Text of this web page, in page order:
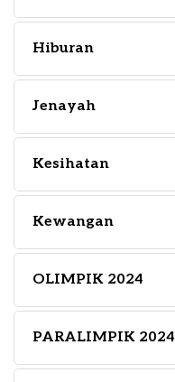
Hiburan
Jenayah
Kesihatan
Kewangan
OLIMPIK 2024
PARALIMPIK 2024